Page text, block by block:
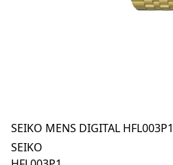
SEIKO MENS DIGITAL HFL003P1
SEIKO